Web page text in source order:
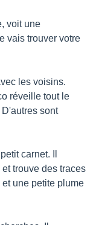
voit une
vais trouver votre
les voisins.
réveille tout le
sont
carnet. Il
trouve des traces
une petite plume